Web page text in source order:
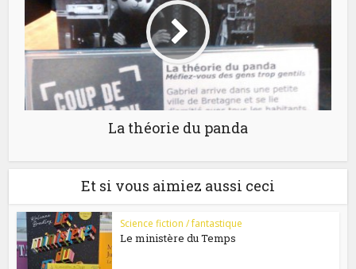
La théorie du panda
Et si vous aimiez aussi ceci
Science fiction / fantastique
Le ministère du Temps